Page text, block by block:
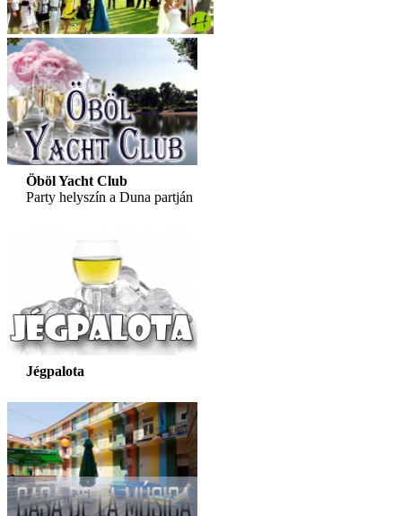
Öböl Yacht Club
Party helyszín a Duna partján
Jégpalota